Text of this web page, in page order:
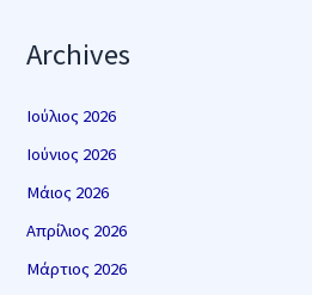
Archives
Ιούλιος 2026
Ιούνιος 2026
Μάιος 2026
Απρίλιος 2026
Μάρτιος 2026